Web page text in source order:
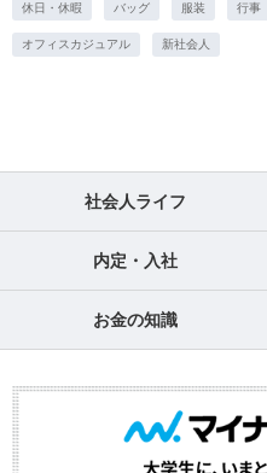
休日・休暇 バッグ 服装 行事
オフィスカジュアル 新社会人
社会人ライフ
内定・入社
お金の知識